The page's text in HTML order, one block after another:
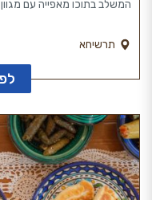
המשלב בתוכו מאפייה עם
תרשיחא